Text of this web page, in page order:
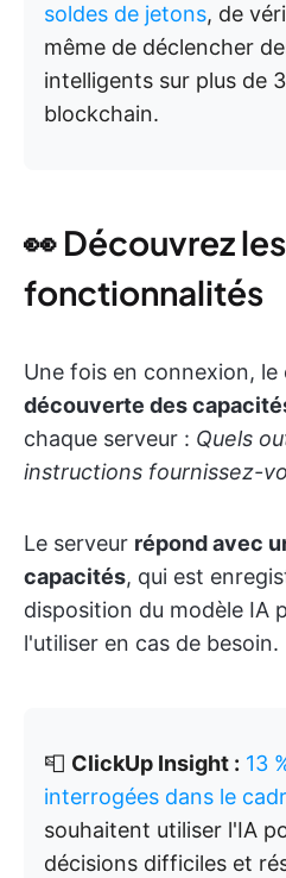
soldes de jetons, de
même de déclencher
intelligents sur plus de
blockchain.
👀 Découvrez
fonctionnalités
Une fois en connexion, le
découverte des
chaque serveur : Quels
instructions fournissez-
Le serveur répond avec
capacités, qui est
disposition du modèle IA
l'utiliser en cas de besoin.
📮 ClickUp Insight : 13
interrogées dans le
souhaitent utiliser l'IA
décisions difficiles et